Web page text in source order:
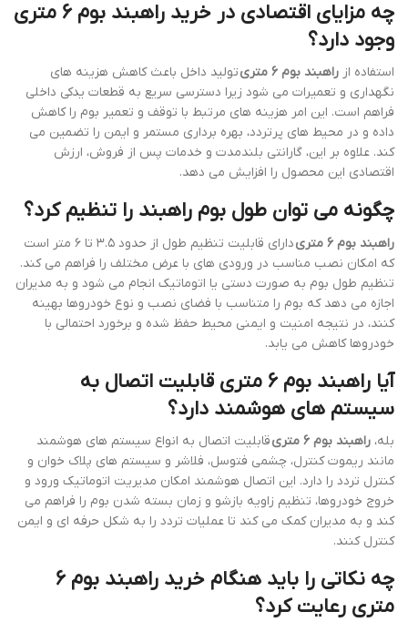
چه مزایای اقتصادی در خرید راهبند بوم 6 متری
وجود دارد؟
استفاده از راهبند بوم 6 متری
تولید داخل باعث کاهش هزینه های
نگهداری و تعمیرات می شود زیرا دسترسی سریع به قطعات یدکی داخلی
فراهم است. این امر هزینه های مرتبط با توقف و تعمیر بوم را کاهش
داده و در محیط های پرتردد، بهره برداری مستمر و ایمن را تضمین می
کند. علاوه بر این، گارانتی بلندمدت و خدمات پس از فروش، ارزش
اقتصادی این محصول را افزایش می دهد.
چگونه می توان طول بوم راهبند را تنظیم کرد؟
راهبند بوم 6 متری
دارای قابلیت تنظیم طول از حدود ۳.۵ تا ۶ متر است
که امکان نصب مناسب در ورودی های با عرض مختلف را فراهم می کند.
تنظیم طول بوم به صورت دستی یا اتوماتیک انجام می شود و به مدیران
اجازه می دهد که بوم را متناسب با فضای نصب و نوع خودروها بهینه
کنند، در نتیجه امنیت و ایمنی محیط حفظ شده و برخورد احتمالی با
خودروها کاهش می یابد.
آیا راهبند بوم 6 متری قابلیت اتصال به
سیستم های هوشمند دارد؟
بله، راهبند بوم 6 متری
قابلیت اتصال به انواع سیستم های هوشمند
مانند ریموت کنترل، چشمی فتوسل، فلاشر و سیستم های پلاک خوان و
کنترل تردد را دارد. این اتصال هوشمند امکان مدیریت اتوماتیک ورود و
خروج خودروها، تنظیم زاویه بازشو و زمان بسته شدن بوم را فراهم می
کند و به مدیران کمک می کند تا عملیات تردد را به شکل حرفه ای و ایمن
کنترل کنند.
چه نکاتی را باید هنگام خرید راهبند بوم 6
متری رعایت کرد؟